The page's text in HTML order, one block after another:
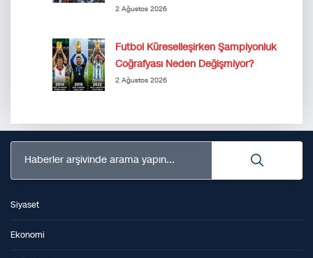
2 Ağustos 2026
Futbol Küreselleşirken Şampiyonluk
Coğrafyası Neden Değişmiyor?
2 Ağustos 2026
Haberler arşivinde arama yapın...
Siyaset
Ekonomi